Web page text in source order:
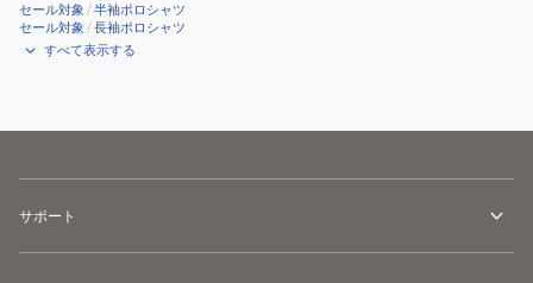
GRY
セール対象 /半袖ポロシャツ
セール対象 /長袖ポロシャツ
すべて表示する
サポート